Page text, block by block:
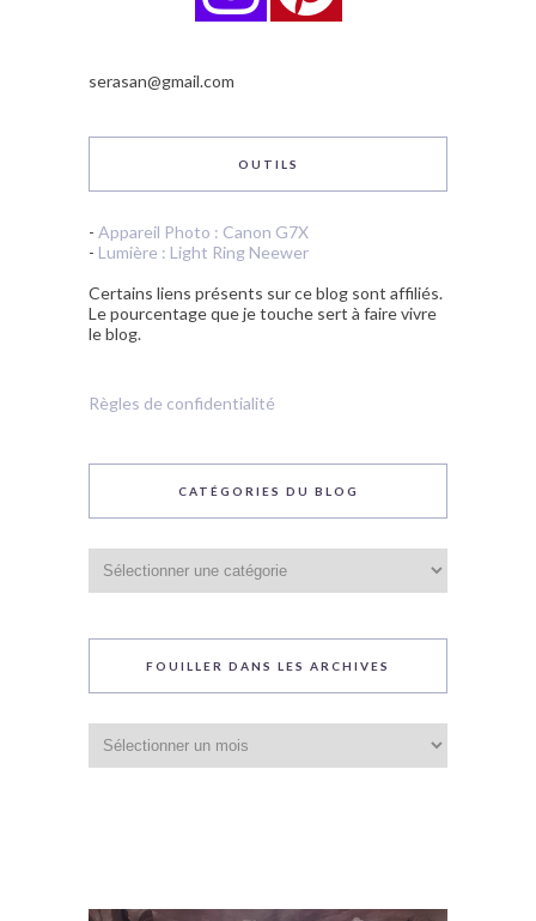
serasan@gmail.com
OUTILS
- Appareil Photo : Canon G7X
- Lumière : Light Ring Neewer
Certains liens présents sur ce blog sont affiliés.
Le pourcentage que je touche sert à faire vivre
le blog.
Règles de confidentialité
CATÉGORIES DU BLOG
du
blog
FOUILLER DANS LES ARCHIVES
dans
les